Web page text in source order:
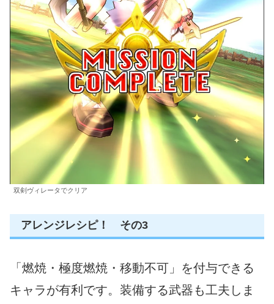
双剣ヴィレータでクリア
アレンジレシピ！ その3
「燃焼・極度燃焼・移動不可」を付与できる
キャラが有利です。装備する武器も工夫しま